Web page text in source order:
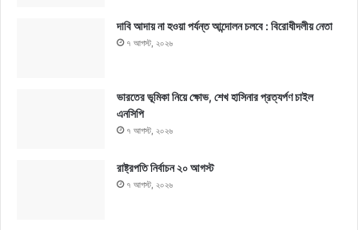
দাবি আদায় না হওয়া পর্যন্ত আন্দোলন চলবে : বিরোধীদলীয় নেতা
৭ আগস্ট, ২০২৬
ভারতের ভূমিকা নিয়ে ক্ষোভ, শেখ হাসিনার প্রত্যর্পণ চাইল
এনসিপি
৭ আগস্ট, ২০২৬
রাষ্ট্রপতি নির্বাচন ২০ আগস্ট
৭ আগস্ট, ২০২৬